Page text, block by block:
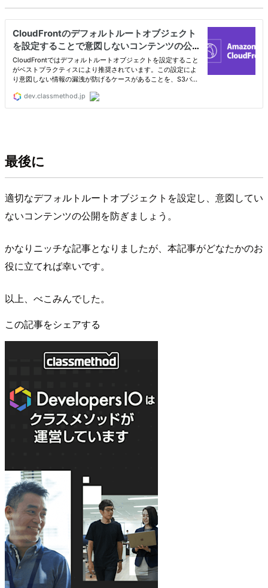
最後に
適切なデフォルトルートオブジェクトを設定し、意図してい
ないコンテンツの公開を防ぎましょう。
かなりニッチな記事となりましたが、本記事がどなたかのお
役に立てれば幸いです。
以上、べこみんでした。
この記事をシェアする